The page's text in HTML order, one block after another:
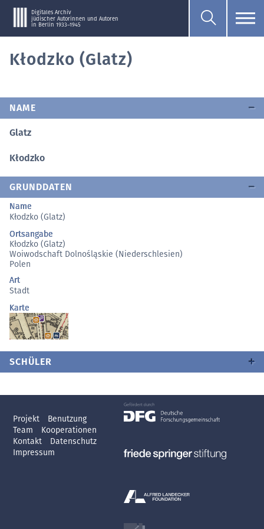
Digitales Archiv
jüdischer Autorinnen und Autoren
in Berlin 1933–1945
Kłodzko (Glatz)
NAME
Glatz
Kłodzko
GRUNDDATEN
Name
Kłodzko (Glatz)
Ortsangabe
Kłodzko (Glatz)
Woiwodschaft Dolnośląskie (Niederschlesien)
Polen
Art
Stadt
Karte
SCHÜLER
Projekt
Benutzung
Team
Kooperationen
Kontakt
Datenschutz
Impressum